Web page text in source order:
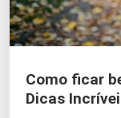
Como ficar
Dicas